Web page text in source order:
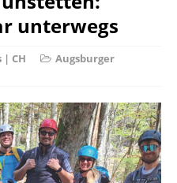
unterwegs
| CH
Augsburger